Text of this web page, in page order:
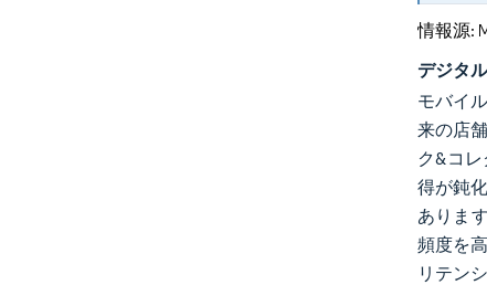
情報源:
デジタ
モバイ
来の店
ク&コ
得が鈍
ありま
頻度を
リテン